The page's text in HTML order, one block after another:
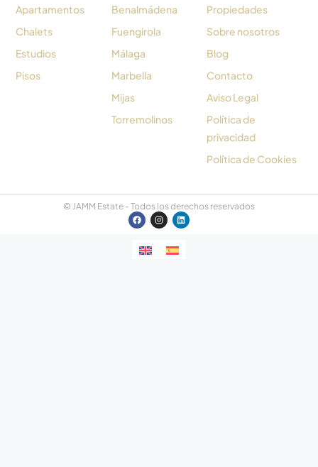
Apartamentos
Chalets
Estudios
Pisos
Benalmádena
Fuengirola
Málaga
Marbella
Mijas
Torremolinos
Propiedades
Sobre nosotros
Blog
Contacto
Aviso Legal
Política de
privacidad
Política de Cookies
© JAMM Estate - Todos los derechos reservados